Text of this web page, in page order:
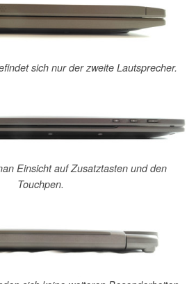
sich nur der zweite Lautsprecher.
Einsicht auf Zusatztasten und den
Touchpen.